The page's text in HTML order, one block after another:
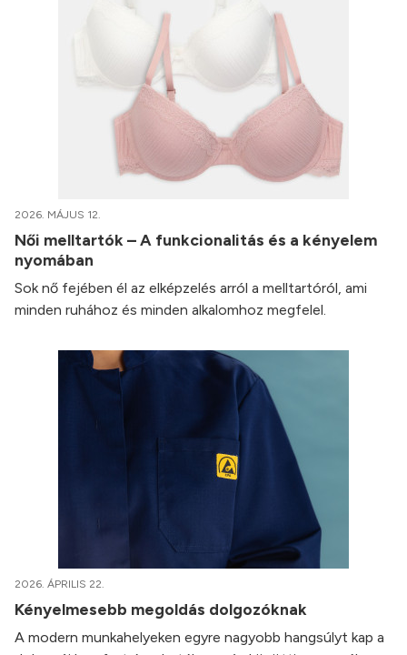
2026. MÁJUS 12.
Női melltartók – A funkcionalitás és a kényelem
nyomában
Sok nő fejében él az elképzelés arról a melltartóról, ami
minden ruhához és minden alkalomhoz megfelel.
2026. ÁPRILIS 22.
Kényelmesebb megoldás dolgozóknak
A modern munkahelyeken egyre nagyobb hangsúlyt kap a